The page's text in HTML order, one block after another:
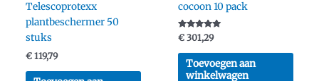
Telescoprotexx
plantbeschermer 50
stuks
€ 119,79
cocoon 10 pack
Gewaardeerd
5.00
uit 5
€ 301,29
Toevoegen aan
winkelwagen